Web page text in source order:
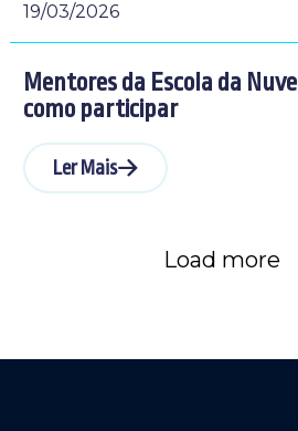
19/03/2026
Mentores da Escola da
como participar
Ler Mais
Load more